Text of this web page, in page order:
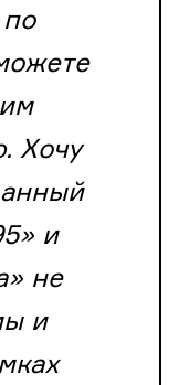
Хочу
и
не
и